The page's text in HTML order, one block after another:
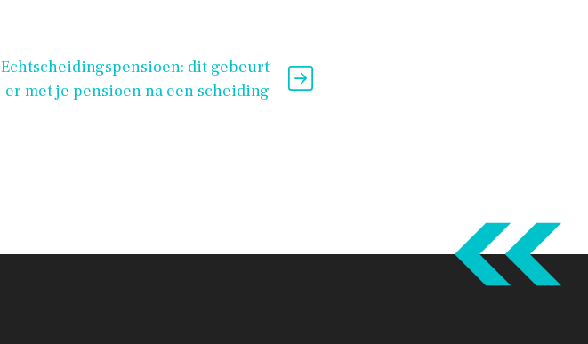
Echtscheidingspensioen: dit gebeurt
er met je pensioen na een scheiding